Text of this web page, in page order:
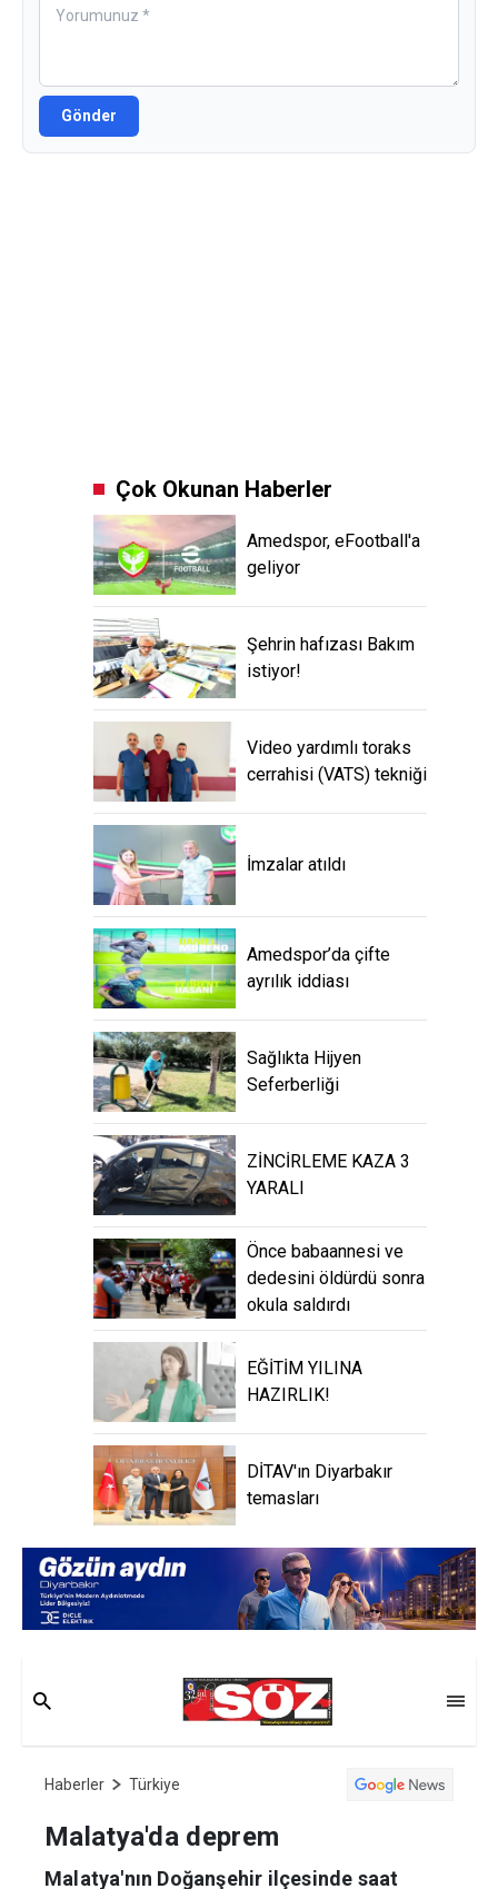
Gönder
Çok Okunan Haberler
Amedspor, eFootball'a
geliyor
Şehrin hafızası Bakım
istiyor!
Video yardımlı toraks
cerrahisi (VATS) tekniği
İmzalar atıldı
Amedspor’da çifte
ayrılık iddiası
Sağlıkta Hijyen
Seferberliği
ZİNCİRLEME KAZA 3
YARALI
Önce babaannesi ve
dedesini öldürdü sonra
okula saldırdı
EĞİTİM YILINA
HAZIRLIK!
DİTAV'ın Diyarbakır
temasları
Haberler Türkiye
Malatya'da deprem
Malatya'nın Doğanşehir ilçesinde saat